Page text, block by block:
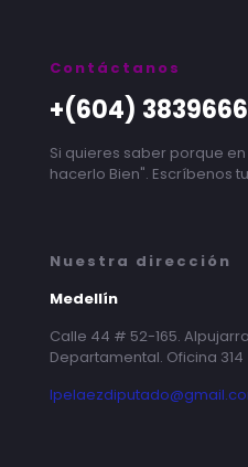
Contáctanos
+(604) 3839666
Si quieres saber porque
hacerlo Bien". Escríbenos
Nuestra dirección
Medellín
Calle 44 # 52-165.
Departamental. Oficina 314